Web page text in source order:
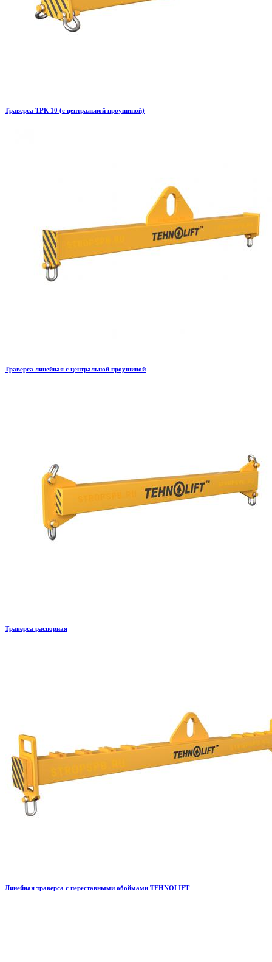
Траверса ТРК 10 (с центральной проушиной)
Траверса линейная с центральной проушиной
Траверса распорная
Линейная траверса с переставными обоймами TEHNOLIFT